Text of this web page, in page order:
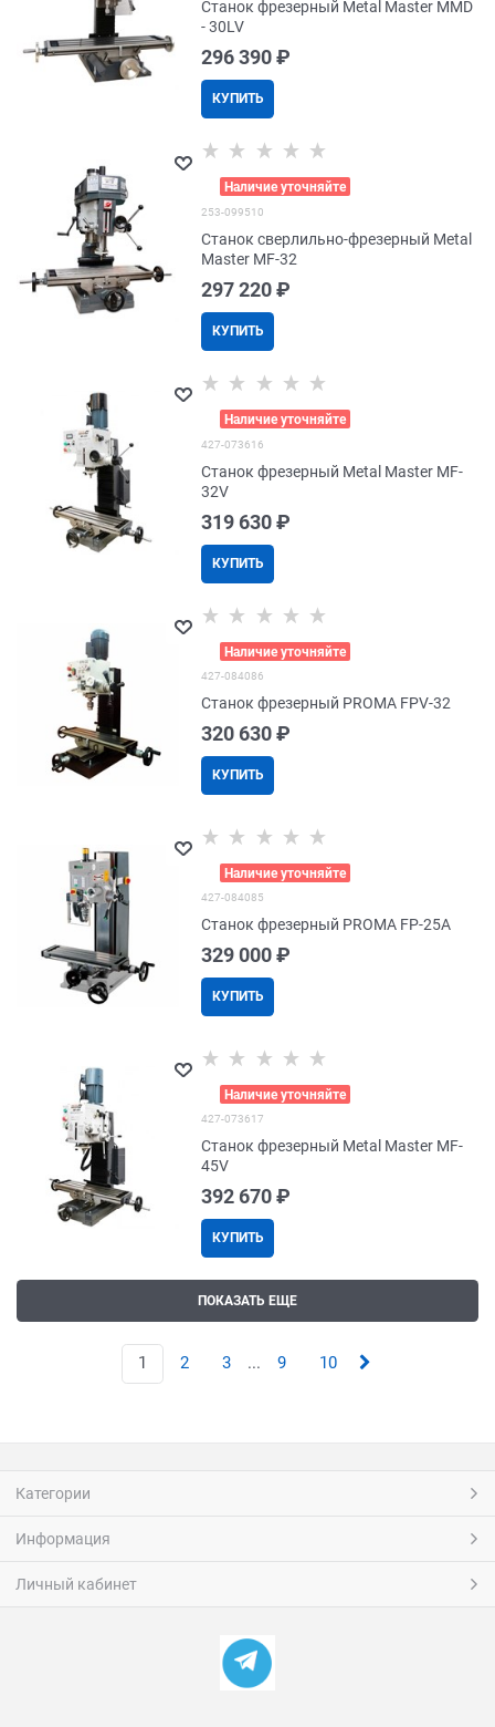
Станок фрезерный Metal Master MMD
- 30LV
296 390 ₽
КУПИТЬ
Наличие уточняйте
253-099510
Станок сверлильно-фрезерный Metal
Master MF-32
297 220 ₽
КУПИТЬ
Наличие уточняйте
427-073616
Станок фрезерный Metal Master MF-
32V
319 630 ₽
КУПИТЬ
Наличие уточняйте
427-084086
Станок фрезерный PROMA FPV-32
320 630 ₽
КУПИТЬ
Наличие уточняйте
427-084085
Станок фрезерный PROMA FP-25A
329 000 ₽
КУПИТЬ
Наличие уточняйте
427-073617
Станок фрезерный Metal Master MF-
45V
392 670 ₽
КУПИТЬ
ПОКАЗАТЬ ЕЩЕ
1 2 3 ... 9 10
Категории
Информация
Личный кабинет